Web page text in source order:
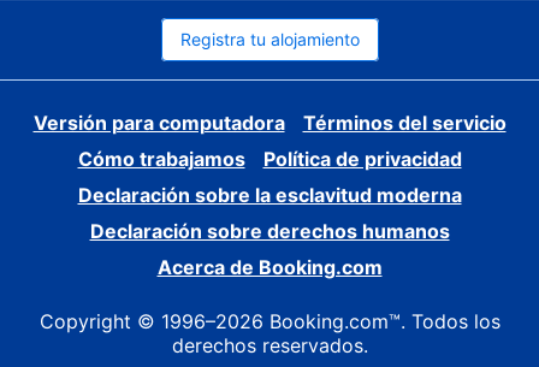
Registra tu alojamiento
Versión para computadora
Términos del servicio
Cómo trabajamos
Política de privacidad
Declaración sobre la esclavitud moderna
Declaración sobre derechos humanos
Acerca de Booking.com
Copyright © 1996–2026 Booking.com™. Todos los
derechos reservados.